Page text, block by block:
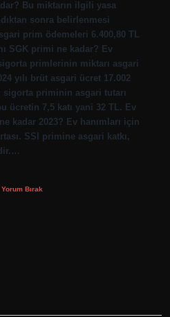
Bu miktarın ilgili yasa
sonra belirlenmesi
prim ödemeleri 6.400,80 TL
SGK primi ne kadar? Ev
sigorta primlerinin miktarı asgari
yılı brüt asgari ücret 17.002
sigorta priminin asgari tutarı
ücretin 7,5 katı yani 32 TL. Ev
kadar 2023? Ev hanımları için
SSI primine asgari katkı,
Yorum Bırak